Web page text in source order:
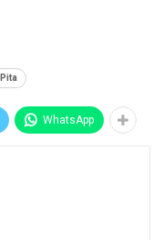
Pita
WhatsApp